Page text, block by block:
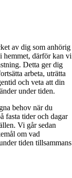
av dig som anhörig
hemmet, därför kan vi
Detta ger dig
arbeta, uträtta
och veta att din
under tiden.
behov när du
fasta tider och dagar
Vi går sedan
om vad
tiden tillsammans